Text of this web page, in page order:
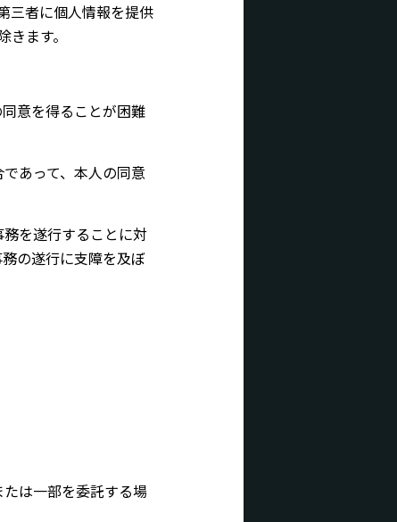
三者に個人情報を提供
ます。
意を得ることが困難
あって、本人の同意
を遂行することに対
の遂行に支障を及ぼ
は一部を委託する場